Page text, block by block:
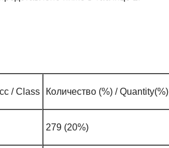
/ Class Количество (%) / Quantity(%)
279 (20%)